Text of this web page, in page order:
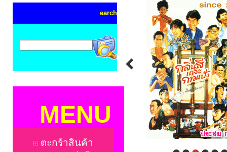
earch
MENU
ตะกร้าสินค้า